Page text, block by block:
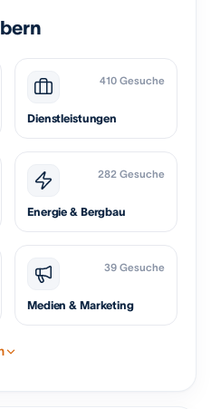
410 Gesuche
Dienstleistungen
282 Gesuche
Energie & Bergbau
39 Gesuche
Medien & Marketing